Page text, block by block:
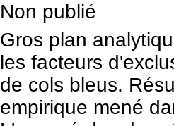
Non publié
Gros plan
les facteurs
de cols bleus.
empirique mené